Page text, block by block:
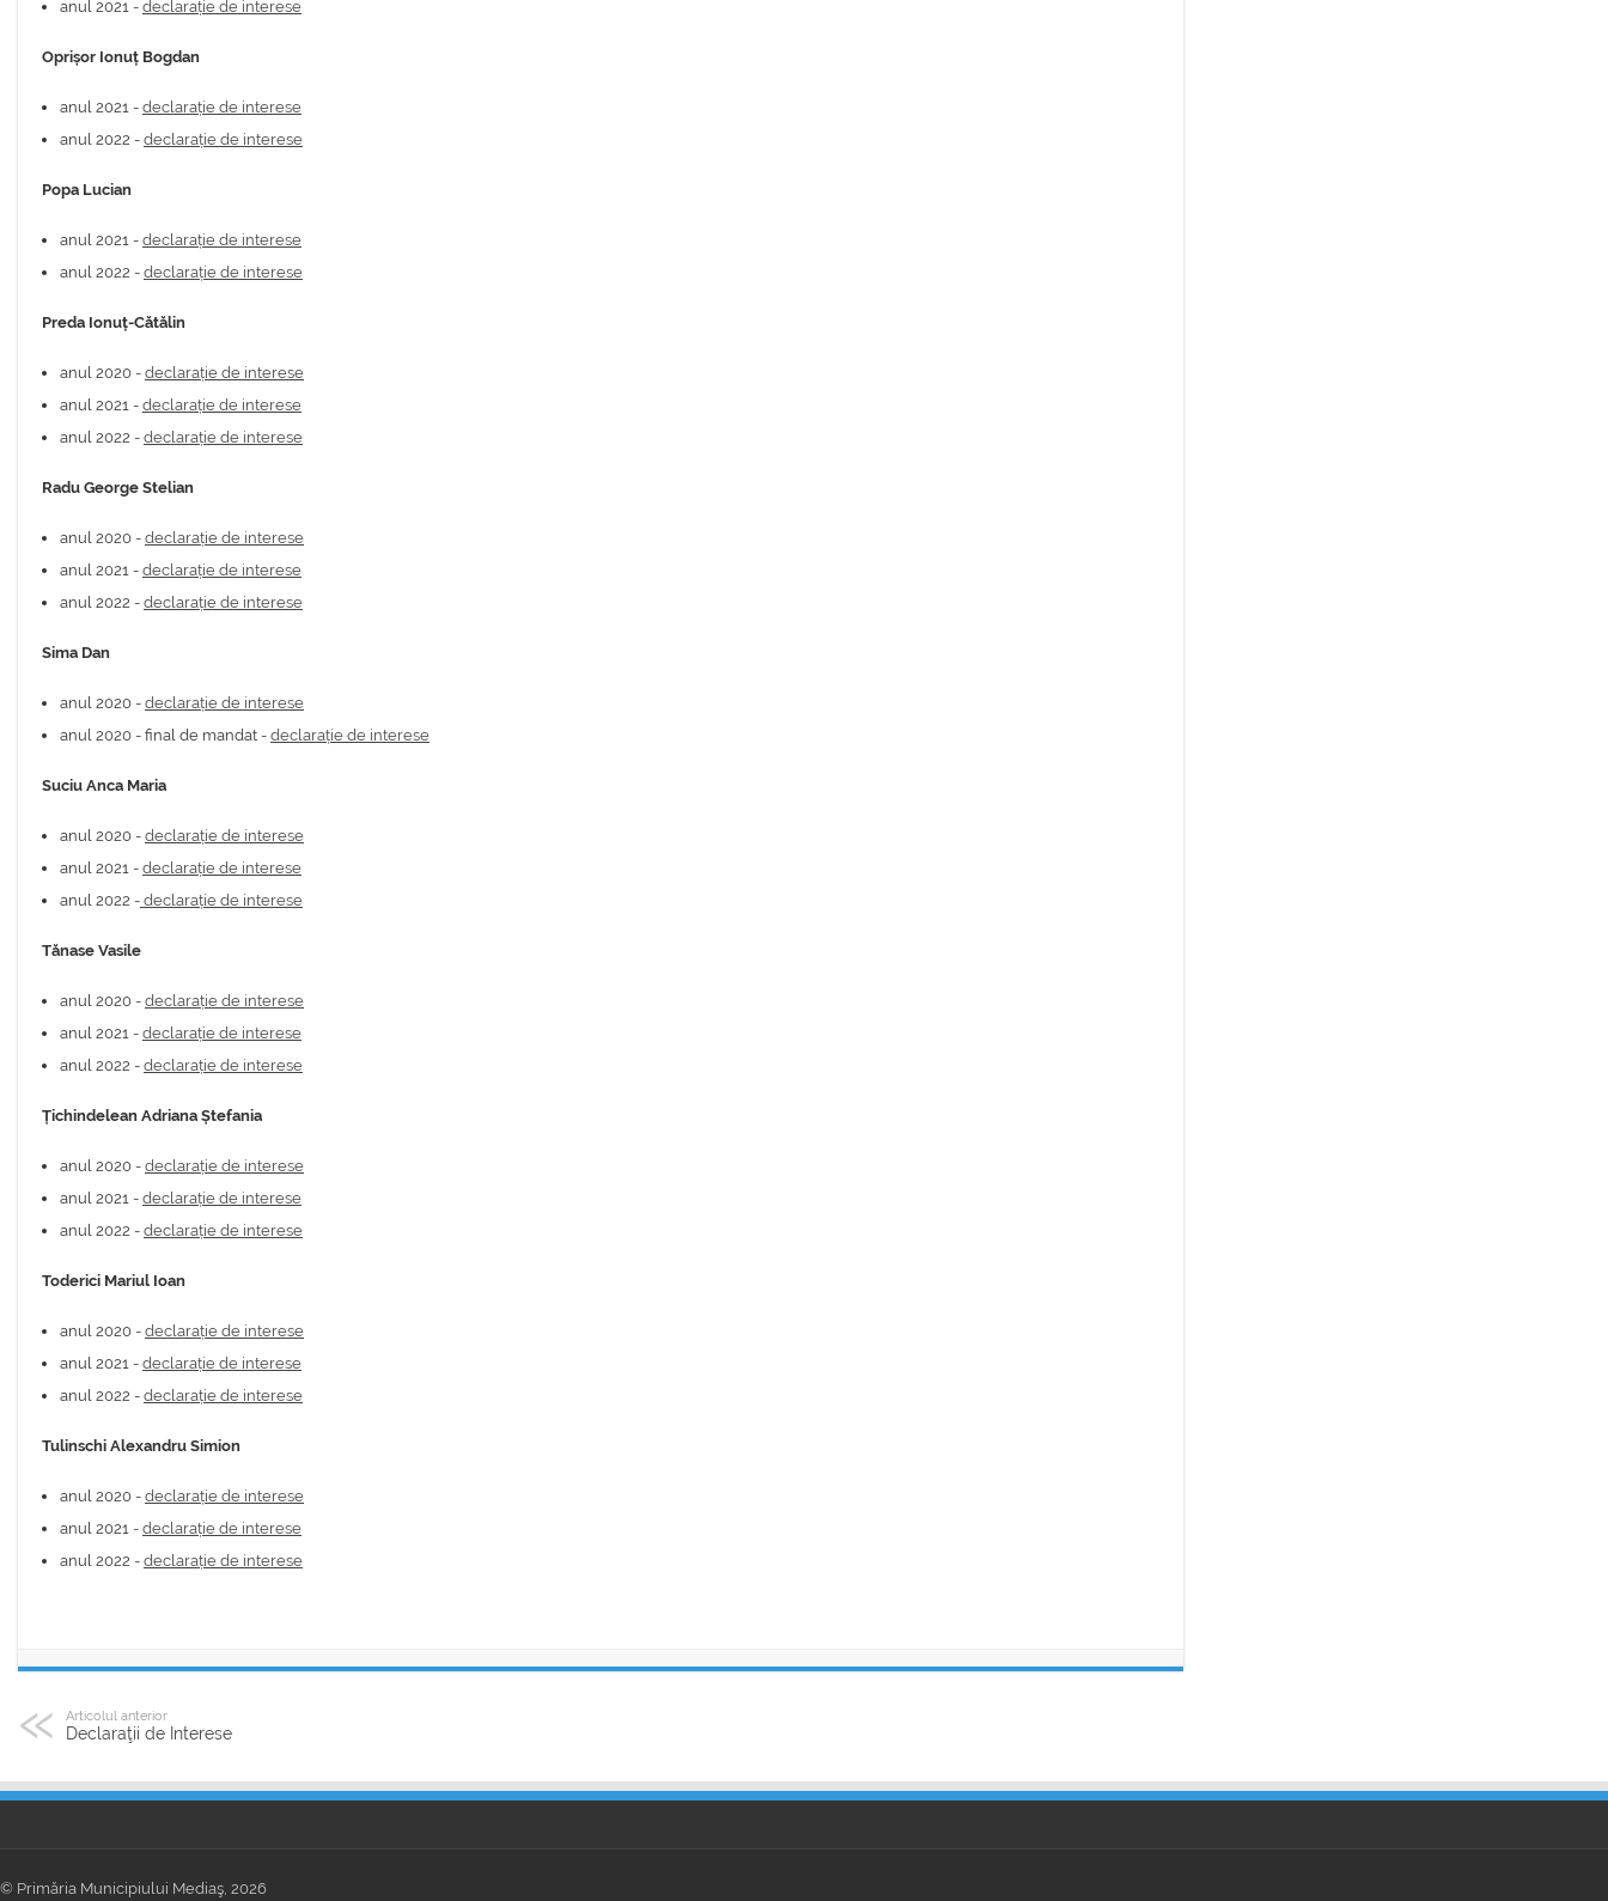
anul 2021 - declarație de interese
Oprișor Ionuț Bogdan
anul 2021 - declarație de interese
anul 2022 - declarație de interese
Popa Lucian
anul 2021 - declarație de interese
anul 2022 - declarație de interese
Preda Ionuț-Cătălin
anul 2020 - declarație de interese
anul 2021 - declarație de interese
anul 2022 - declarație de interese
Radu George Stelian
anul 2020 - declarație de interese
anul 2021 - declarație de interese
anul 2022 - declarație de interese
Sima Dan
anul 2020 - declarație de interese
anul 2020 - final de mandat - declarație de interese
Suciu Anca Maria
anul 2020 - declarație de interese
anul 2021 - declarație de interese
anul 2022 - declarație de interese
Tănase Vasile
anul 2020 - declarație de interese
anul 2021 - declarație de interese
anul 2022 - declarație de interese
Țichindelean Adriana Ștefania
anul 2020 - declarație de interese
anul 2021 - declarație de interese
anul 2022 - declarație de interese
Toderici Mariul Ioan
anul 2020 - declarație de interese
anul 2021 - declarație de interese
anul 2022 - declarație de interese
Tulinschi Alexandru Simion
anul 2020 - declarație de interese
anul 2021 - declarație de interese
anul 2022 - declarație de interese
Articolul anterior
Declaraţii de Interese
© Primăria Municipiului Mediaş, 2026